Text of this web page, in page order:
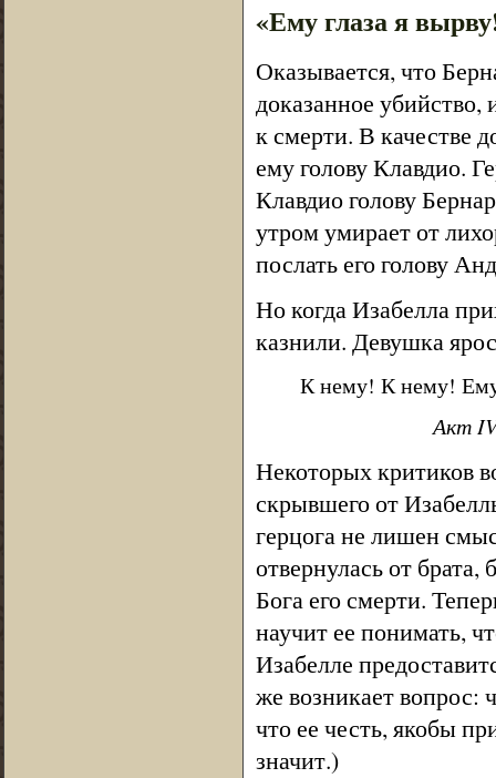
«Ему глаза я
Оказывается, что
доказанное убийство,
к смерти. В качестве
ему голову Клавдио.
Клавдио голову
утром умирает от
послать его голову
Но когда Изабелла
казнили. Девушка
К нему! К нему! Ему
Акт
Некоторых критиков
скрывшего от
герцога не лишен
отвернулась от брата,
Бога его смерти.
научит ее понимать,
Изабелле
же возникает вопрос:
что ее честь, якобы
значит.)